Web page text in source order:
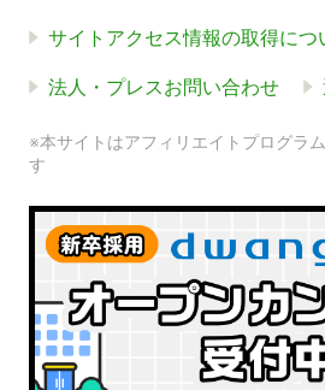
サイトアクセス情報の取得につ
法人・プレスお問い合わせ
※本サイトはアフィリエイトプログラ
す